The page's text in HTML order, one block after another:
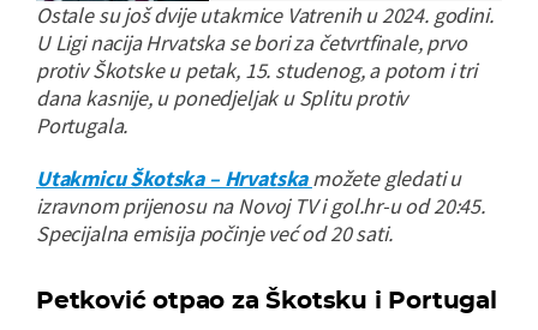
Ostale su još dvije utakmice Vatrenih u 2024. godini.
U Ligi nacija Hrvatska se bori za četvrtfinale, prvo
protiv Škotske u petak, 15. studenog, a potom i tri
dana kasnije, u ponedjeljak u Splitu protiv
Portugala.
Utakmicu Škotska – Hrvatskamožete gledati u
izravnom prijenosu na Novoj TV i gol.hr-u od 20:45.
Specijalna emisija počinje već od 20 sati.
Petković otpao za Škotsku i Portugal